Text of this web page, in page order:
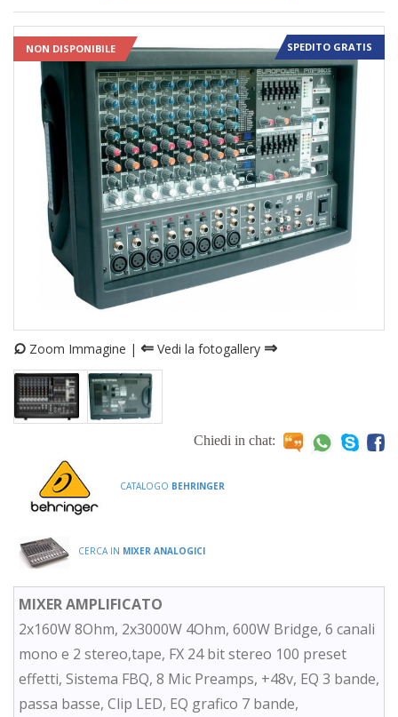
NON DISPONIBILE SPEDITO GRATIS
⌕ Zoom Immagine | ⇐ Vedi la fotogallery ⇒
Chiedi in chat:
CATALOGO BEHRINGER
CERCA IN MIXER ANALOGICI
MIXER AMPLIFICATO
2x160W 8Ohm, 2x3000W 4Ohm, 600W Bridge, 6 canali
mono e 2 stereo,tape, FX 24 bit stereo 100 preset
effetti, Sistema FBQ, 8 Mic Preamps, +48v, EQ 3 bande,
passa basse, Clip LED, EQ grafico 7 bande,